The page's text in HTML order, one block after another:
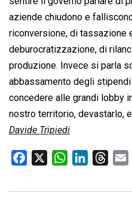
aziende chiudono e
riconversione, di tassazione
deburocratizzazione, di
produzione. Invece si parla
abbassamento degli
concedere alle grandi lobby
nostro territorio, devastarlo,
Davide Tripiedi
c
W
a
n
r